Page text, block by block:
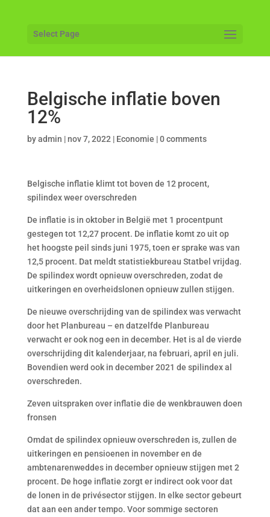
Select Page
Belgische inflatie boven
12%
byadmin |nov 7, 2022 | Economie |0 comments
Belgische inflatie klimt tot boven de 12 procent,
spilindex weer overschreden
De inflatie is in oktober in België met 1 procentpunt
gestegen tot 12,27 procent. De inflatie komt zo uit op
het hoogste peil sinds juni 1975, toen er sprake was van
12,5 procent. Dat meldt statistiekbureau Statbel vrijdag.
De spilindex wordt opnieuw overschreden, zodat de
uitkeringen en overheidslonen opnieuw zullen stijgen.
De nieuwe overschrijding van de spilindex was verwacht
door het Planbureau – en datzelfde Planbureau
verwacht er ook nog een in december. Het is al de vierde
overschrijding dit kalenderjaar, na februari, april en juli.
Bovendien werd ook in december 2021 de spilindex al
overschreden.
Zeven uitspraken over inflatie die de wenkbrauwen doen
fronsen
Omdat de spilindex opnieuw overschreden is, zullen de
uitkeringen en pensioenen in november en de
ambtenarenweddes in december opnieuw stijgen met 2
procent. De hoge inflatie zorgt er indirect ook voor dat
de lonen in de privésector stijgen. In elke sector gebeurt
dat aan een ander tempo. Voor sommige sectoren